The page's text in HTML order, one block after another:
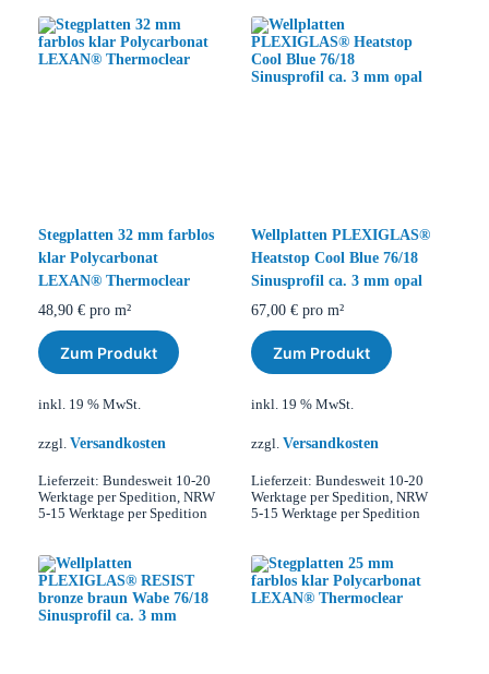
Stegplatten 32 mm farblos
klar Polycarbonat
LEXAN® Thermoclear
48,90 € pro m²
Zum Produkt
inkl. 19 % MwSt.
zzgl. Versandkosten
Lieferzeit: Bundesweit 10-20
Werktage per Spedition, NRW
5-15 Werktage per Spedition
Wellplatten PLEXIGLAS®
Heatstop Cool Blue 76/18
Sinusprofil ca. 3 mm opal
67,00 €pro m²
Zum Produkt
inkl. 19 % MwSt.
zzgl. Versandkosten
Lieferzeit: Bundesweit 10-20
Werktage per Spedition, NRW
5-15 Werktage per Spedition